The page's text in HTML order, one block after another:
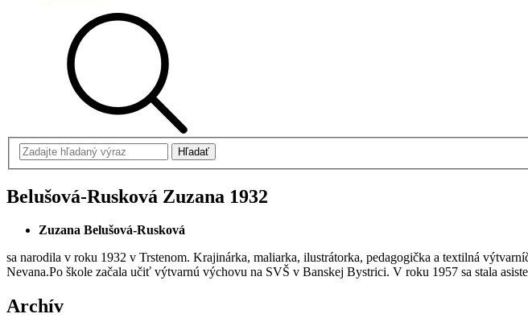
Belušová-Rusková Zuzana 1932
Zuzana Belušová-Rusková
sa narodila v roku 1932 v Trstenom. Krajinárka, maliarka, ilustrátorka, pedagogička a textilná
Nevana.Po škole začala učiť výtvarnú výchovu na SVŠ v Banskej Bystrici. V roku 1957 sa stala
Archív